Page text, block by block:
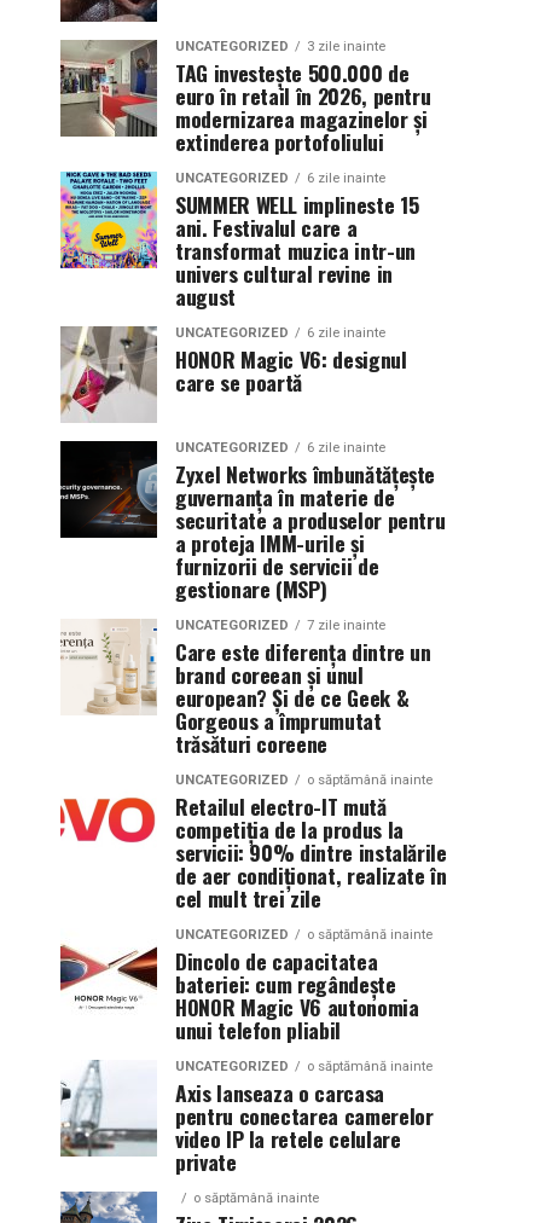
UNCATEGORIZED 3 zile inainte
TAG investește 500.000 de
euro în retail în 2026, pentru
modernizarea magazinelor și
extinderea portofoliului
UNCATEGORIZED 6 zile inainte
SUMMER WELL implineste 15
ani. Festivalul care a
transformat muzica intr-un
univers cultural revine in
august
UNCATEGORIZED 6 zile inainte
HONOR Magic V6: designul
care se poartă
UNCATEGORIZED 6 zile inainte
Zyxel Networks îmbunătățește
guvernanța în materie de
securitate a produselor pentru
a proteja IMM-urile și
furnizorii de servicii de
gestionare (MSP)
UNCATEGORIZED 7 zile inainte
Care este diferența dintre un
brand coreean și unul
european? Și de ce Geek &
Gorgeous a împrumutat
trăsături coreene
UNCATEGORIZED o săptămână inainte
Retailul electro-IT mută
competiția de la produs la
servicii: 90% dintre instalările
de aer condiționat, realizate în
cel mult trei zile
UNCATEGORIZED o săptămână inainte
Dincolo de capacitatea
bateriei: cum regândește
HONOR Magic V6 autonomia
unui telefon pliabil
UNCATEGORIZED o săptămână inainte
Axis lanseaza o carcasa
pentru conectarea camerelor
video IP la retele celulare
private
o săptămână inainte